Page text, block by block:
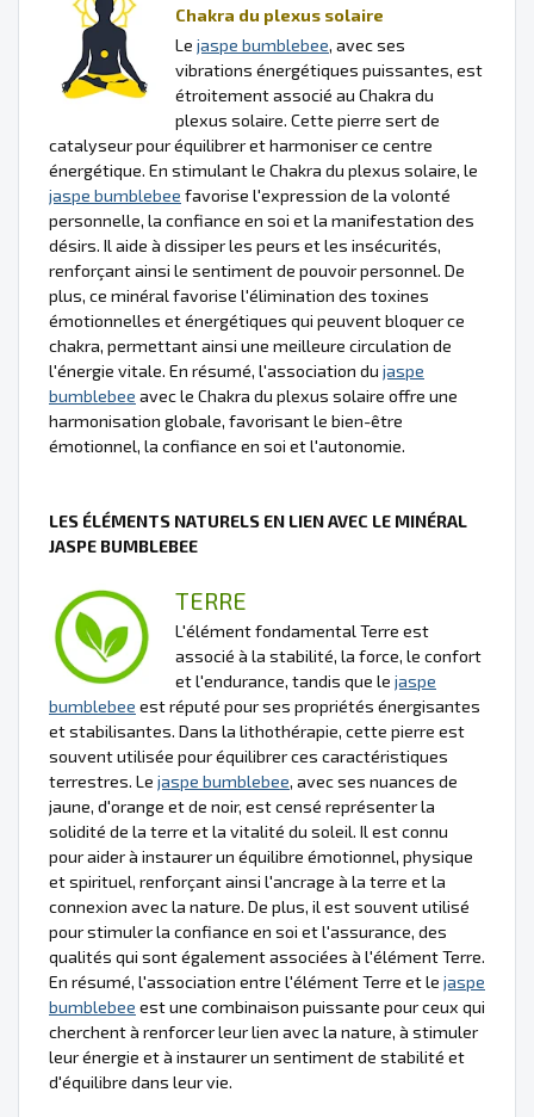
Chakra du plexus solaire
Le jaspe bumblebee, avec ses
vibrations énergétiques puissantes, est
étroitement associé au Chakra du
plexus solaire. Cette pierre sert de
catalyseur pour équilibrer et harmoniser ce centre
énergétique. En stimulant le Chakra du plexus solaire, le
jaspe bumblebee favorise l'expression de la volonté
personnelle, la confiance en soi et la manifestation des
désirs. Il aide à dissiper les peurs et les insécurités,
renforçant ainsi le sentiment de pouvoir personnel. De
plus, ce minéral favorise l'élimination des toxines
émotionnelles et énergétiques qui peuvent bloquer ce
chakra, permettant ainsi une meilleure circulation de
l'énergie vitale. En résumé, l'association du jaspe
bumblebee avec le Chakra du plexus solaire offre une
harmonisation globale, favorisant le bien-être
émotionnel, la confiance en soi et l'autonomie.
LES ÉLÉMENTS NATURELS EN LIEN AVEC LE MINÉRAL
JASPE BUMBLEBEE
TERRE
L'élément fondamental Terre est
associé à la stabilité, la force, le confort
et l'endurance, tandis que le jaspe
bumblebee est réputé pour ses propriétés énergisantes
et stabilisantes. Dans la lithothérapie, cette pierre est
souvent utilisée pour équilibrer ces caractéristiques
terrestres. Le jaspe bumblebee, avec ses nuances de
jaune, d'orange et de noir, est censé représenter la
solidité de la terre et la vitalité du soleil. Il est connu
pour aider à instaurer un équilibre émotionnel, physique
et spirituel, renforçant ainsi l'ancrage à la terre et la
connexion avec la nature. De plus, il est souvent utilisé
pour stimuler la confiance en soi et l'assurance, des
qualités qui sont également associées à l'élément Terre.
En résumé, l'association entre l'élément Terre et le jaspe
bumblebee est une combinaison puissante pour ceux qui
cherchent à renforcer leur lien avec la nature, à stimuler
leur énergie et à instaurer un sentiment de stabilité et
d'équilibre dans leur vie.